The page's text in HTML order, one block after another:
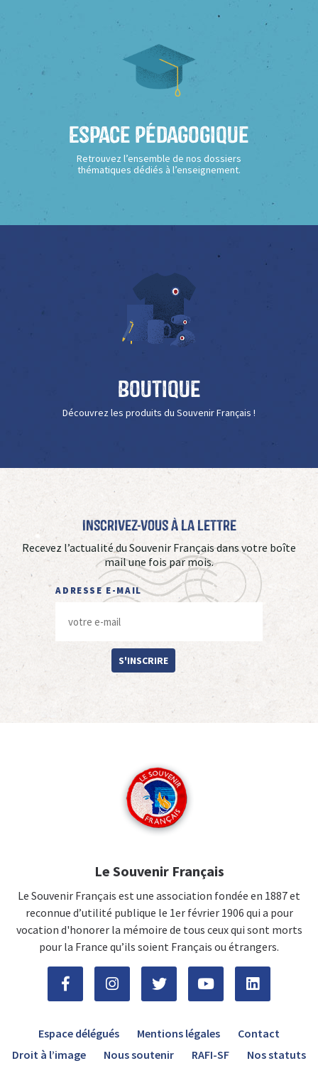
Espace Pédagogique
Retrouvez l’ensemble de nos dossiers
thématiques dédiés à l’enseignement.
Boutique
Découvrez les produits du Souvenir Français !
Inscrivez-vous à La Lettre
Recevez l’actualité du Souvenir Français dans votre boîte
mail une fois par mois.
ADRESSE E-MAIL
S'INSCRIRE
Le Souvenir Français
Le Souvenir Français est une association fondée en 1887 et
reconnue d’utilité publique le 1er février 1906 qui a pour
vocation d'honorer la mémoire de tous ceux qui sont morts
pour la France qu’ils soient Français ou étrangers.
Espace délégués Mentions légales
Contact
Droit à l’image
Nous soutenir RAFI-SF Nos statuts